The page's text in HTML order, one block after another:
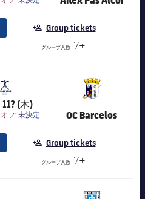
Group tickets
グループ人数 7+
(木)
フ: 未決定 OC Barcelos
Group tickets
グループ人数 7+